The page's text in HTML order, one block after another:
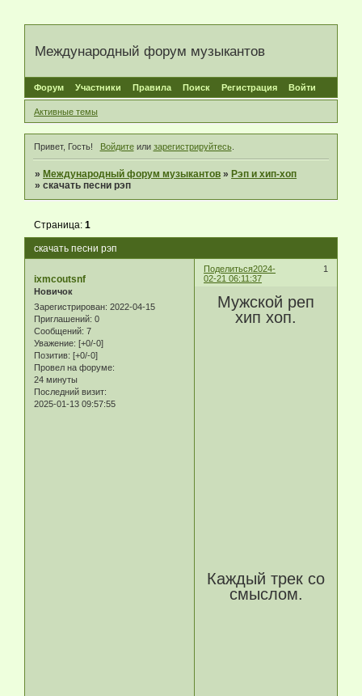
Международный форум музыкантов
Форум Участники Правила Поиск Регистрация Войти
Активные темы
Привет, Гость! Войдитеили зарегистрируйтесь.
» Международный форум музыкантов » Рэп и хип-хоп
»скачать песни рэп
скачать песни рэп
Страница:1
Поделиться 1
2024-
02-21 06:11:37
ixmcoutsnf
Новичок
Зарегистрирован: 2022-04-15
Приглашений: 0
Сообщений: 7
Уважение: [+0/-0]
Позитив: [+0/-0]
Провел на форуме:
24 минуты
Последний визит:
2025-01-13 09:57:55
Мужской реп
хип хоп.
Каждый трек со
смыслом.